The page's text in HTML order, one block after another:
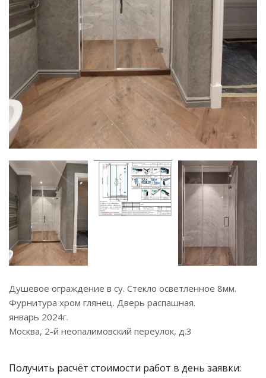
Душевое ограждение в су. Стекло осветленное 8мм.
Фурнитура хром глянец. Дверь распашная.
январь 2024г.
Москва, 2-й неопалимовский переулок, д.3
Получить расчёт стоимости работ в день заявки: